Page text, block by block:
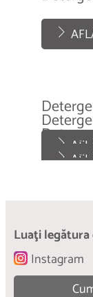
Luaţi legătura
Instagram